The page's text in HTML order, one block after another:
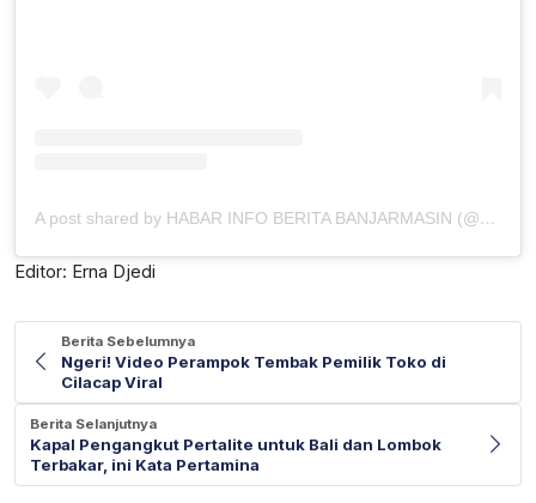
A post shared by HABAR INFO BERITA BANJARMASIN (@kalseltoday)
Editor: Erna Djedi
Berita Sebelumnya
Ngeri! Video Perampok Tembak Pemilik Toko di
Cilacap Viral
Berita Selanjutnya
Kapal Pengangkut Pertalite untuk Bali dan Lombok
Terbakar, ini Kata Pertamina